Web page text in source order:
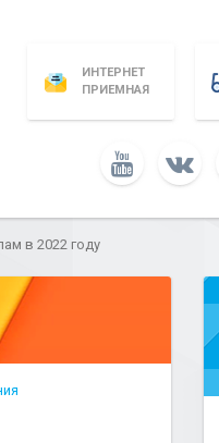
ИНТЕРНЕТ
ПРИЕМНАЯ
в 2022 году